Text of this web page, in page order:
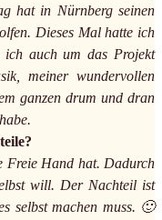
hat in Nürnberg seinen
Dieses Mal hatte ich
auch um das Projekt
meiner wundervollen
ganzen drum und dran
Freie Hand hat. Dadurch
will. Der Nachteil ist
selbst machen muss. 🙂